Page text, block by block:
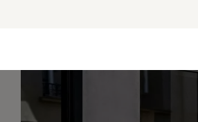
Útil
y líquidos